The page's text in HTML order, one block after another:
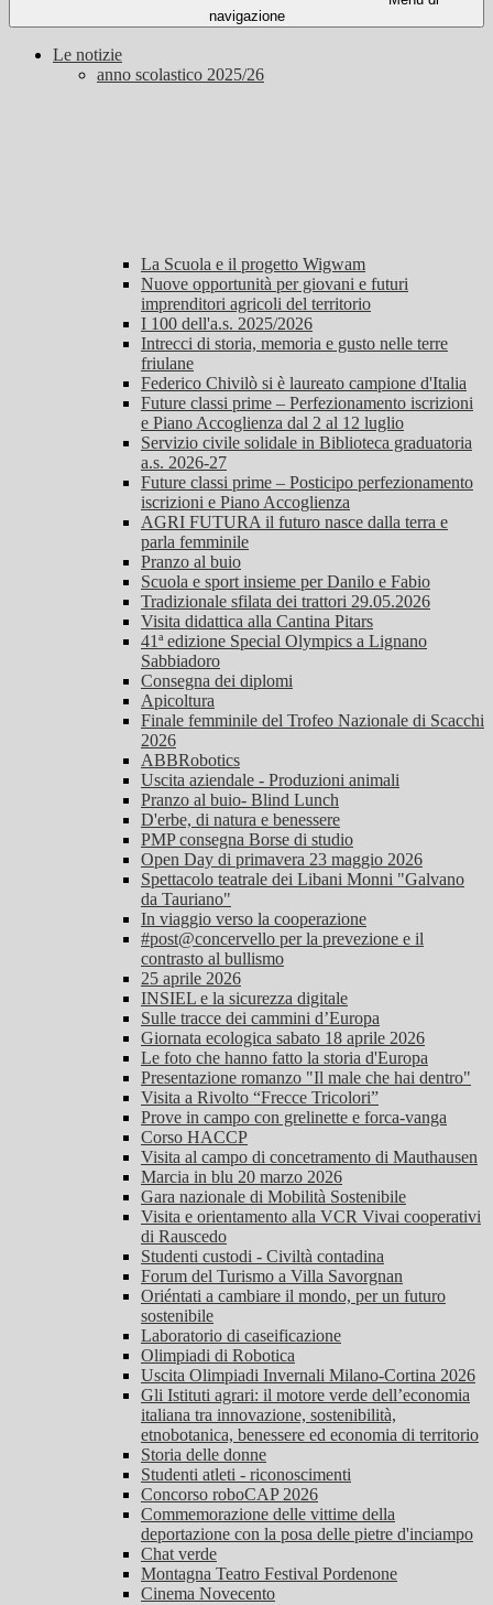
navigazione
Le notizie
anno scolastico 2025/26
La Scuola e il progetto Wigwam
Nuove opportunità per giovani e futuri
imprenditori agricoli del territorio
I 100 dell'a.s. 2025/2026
Intrecci di storia, memoria e gusto nelle terre
friulane
Federico Chivilò si è laureato campione d'Italia
Future classi prime – Perfezionamento iscrizioni
e Piano Accoglienza dal 2 al 12 luglio
Servizio civile solidale in Biblioteca graduatoria
a.s. 2026-27
Future classi prime – Posticipo perfezionamento
iscrizioni e Piano Accoglienza
AGRI FUTURA il futuro nasce dalla terra e
parla femminile
Pranzo al buio
Scuola e sport insieme per Danilo e Fabio
Tradizionale sfilata dei trattori 29.05.2026
Visita didattica alla Cantina Pitars
41ª edizione Special Olympics a Lignano
Sabbiadoro
Consegna dei diplomi
Apicoltura
Finale femminile del Trofeo Nazionale di Scacchi
2026
ABBRobotics
Uscita aziendale - Produzioni animali
Pranzo al buio- Blind Lunch
D'erbe, di natura e benessere
PMP consegna Borse di studio
Open Day di primavera 23 maggio 2026
Spettacolo teatrale dei Libani Monni "Galvano
da Tauriano"
In viaggio verso la cooperazione
#post@concervello per la prevezione e il
contrasto al bullismo
25 aprile 2026
INSIEL e la sicurezza digitale
Sulle tracce dei cammini d’Europa
Giornata ecologica sabato 18 aprile 2026
Le foto che hanno fatto la storia d'Europa
Presentazione romanzo "Il male che hai dentro"
Visita a Rivolto “Frecce Tricolori”
Prove in campo con grelinette e forca-vanga
Corso HACCP
Visita al campo di concetramento di Mauthausen
Marcia in blu 20 marzo 2026
Gara nazionale di Mobilità Sostenibile
Visita e orientamento alla VCR Vivai cooperativi
di Rauscedo
Studenti custodi - Civiltà contadina
Forum del Turismo a Villa Savorgnan
Oriéntati a cambiare il mondo, per un futuro
sostenibile
Laboratorio di caseificazione
Olimpiadi di Robotica
Uscita Olimpiadi Invernali Milano-Cortina 2026
Gli Istituti agrari: il motore verde dell’economia
italiana tra innovazione, sostenibilità,
etnobotanica, benessere ed economia di territorio
Storia delle donne
Studenti atleti - riconoscimenti
Concorso roboCAP 2026
Commemorazione delle vittime della
deportazione con la posa delle pietre d'inciampo
Chat verde
Montagna Teatro Festival Pordenone
Cinema Novecento